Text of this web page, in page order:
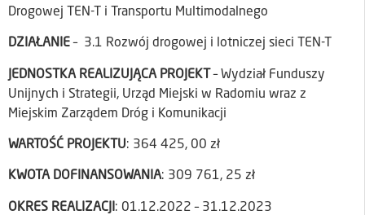
Drogowej TEN-T i Transportu Multimodalnego
DZIAŁANIE– 3.1 Rozwój drogowej i lotniczej sieci TEN-T
JEDNOSTKA REALIZUJĄCA PROJEKT– Wydział Funduszy
Unijnych i Strategii, Urząd Miejski w Radomiu wraz z
Miejskim Zarządem Dróg i Komunikacji
WARTOŚĆ PROJEKTU: 364 425, 00 zł
KWOTA DOFINANSOWANIA: 309 761, 25 zł
OKRES REALIZACJI: 01.12.2022 – 31.12.2023